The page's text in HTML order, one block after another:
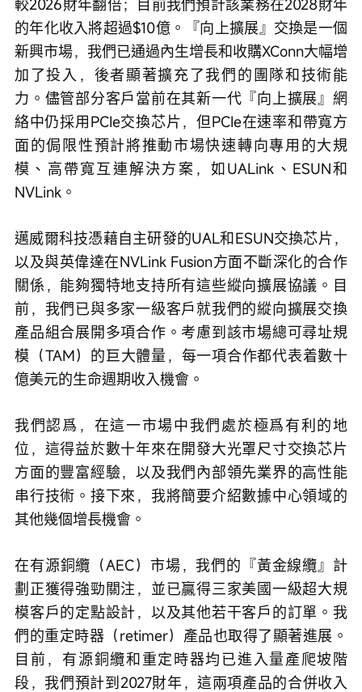
的年化收入將超過$10億。『向上擴展』交換是一個
新興市場，我們已通過內生增長和收購XConn大幅增
加了投入，後者顯著擴充了我們的團隊和技術能
力。儘管部分客戶當前在其新一代『向上擴展』網
絡中仍採用PCIe交換芯片，但PCIe在速率和帶寬方
面的侷限性預計將推動市場快速轉向專用的大規
模、高帶寬互連解決方案，如UALink、ESUN和
NVLink。
邁威爾科技憑藉自主研發的UAL和ESUN交換芯片，
以及與英偉達在NVLink Fusion方面不斷深化的合作
關係，能夠獨特地支持所有這些縱向擴展協議。目
前，我們已與多家一級客戶就我們的縱向擴展交換
產品組合展開多項合作。考慮到該市場總可尋址規
模（TAM）的巨大體量，每一項合作都代表着數十
億美元的生命週期收入機會。
我們認爲，在這一市場中我們處於極爲有利的地
位，這得益於數十年來在開發大光罩尺寸交換芯片
方面的豐富經驗，以及我們內部領先業界的高性能
串行技術。接下來，我將簡要介紹數據中心領域的
其他幾個增長機會。
在有源銅纜（AEC）市場，我們的『黃金線纜』計
劃正獲得強勁關注，並已贏得三家美國一級超大規
模客戶的定點設計，以及其他若干客戶的訂單。我
們的重定時器（retimer）產品也取得了顯著進展。
目前，有源銅纜和重定時器均已進入量產爬坡階
段，我們預計到2027財年，這兩項產品的合併收入